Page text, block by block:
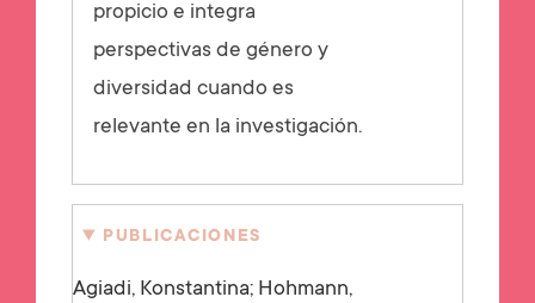
propicio e integra
perspectivas de género y
diversidad cuando es
relevante en la investigación.
PUBLICACIONES
Agiadi, Konstantina; Hohmann,